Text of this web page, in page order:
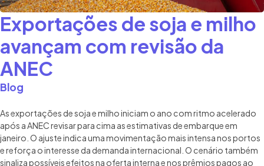
Exportações de soja e milho
avançam com revisão da
ANEC
Blog
As exportações de soja e milho iniciam o ano com ritmo acelerado
após a ANEC revisar para cima as estimativas de embarque em
janeiro. O ajuste indica uma movimentação mais intensa nos portos
e reforça o interesse da demanda internacional. O cenário também
sinaliza possíveis efeitos na oferta interna e nos prêmios pagos ao